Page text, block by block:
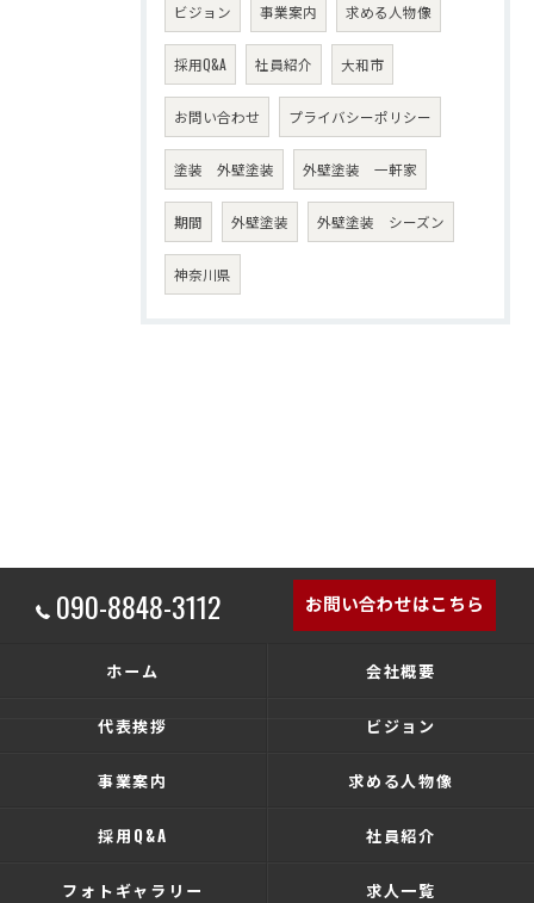
ビジョン 事業案内 求める人物像
採用Q&A 社員紹介 大和市
お問い合わせ プライバシーポリシー
塗装 外壁塗装 外壁塗装 一軒家
期間 外壁塗装 外壁塗装 シーズン
神奈川県
090-8848-3112 お問い合わせはこちら
ホーム 会社概要
代表挨拶 ビジョン
事業案内 求める人物像
採用Q&A 社員紹介
フォトギャラリー 求人一覧